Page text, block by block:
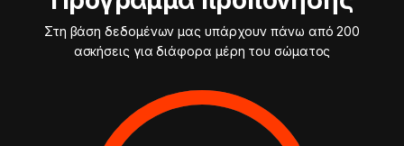
Στη βάση δεδομένων μας υπάρχουν πάνω από 200
ασκήσεις για διάφορα μέρη του σώματος